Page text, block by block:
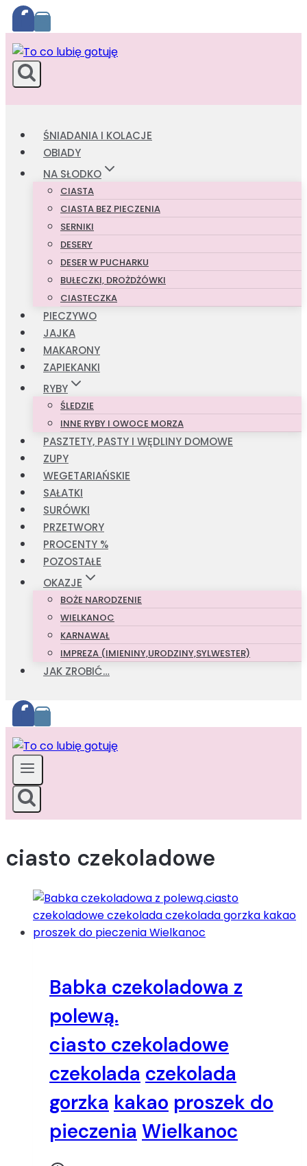
Przejdź
do
treści
ŚNIADANIA I KOLACJE
OBIADY
NA SŁODKO
CIASTA
CIASTA BEZ PIECZENIA
SERNIKI
DESERY
DESER W PUCHARKU
BUŁECZKI, DROŻDŻÓWKI
CIASTECZKA
PIECZYWO
JAJKA
MAKARONY
ZAPIEKANKI
RYBY
ŚLEDZIE
INNE RYBY I OWOCE MORZA
PASZTETY, PASTY I WĘDLINY DOMOWE
ZUPY
WEGETARIAŃSKIE
SAŁATKI
SURÓWKI
PRZETWORY
PROCENTY %
POZOSTAŁE
OKAZJE
BOŻE NARODZENIE
WIELKANOC
KARNAWAŁ
IMPREZA (IMIENINY,URODZINY,SYLWESTER)
JAK ZROBIĆ…
ciasto czekoladowe
Babka czekoladowa z
polewą.
ciasto czekoladowe
czekolada czekolada
gorzka kakao proszek do
pieczenia Wielkanoc